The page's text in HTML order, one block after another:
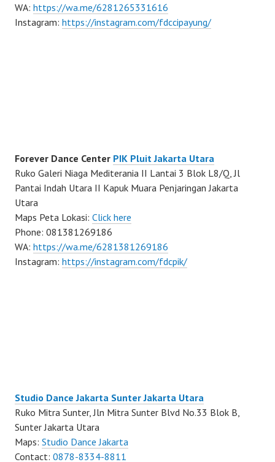
WA: https://wa.me/6281265331616
Instagram: https://instagram.com/fdccipayung/
Forever Dance Center PIK Pluit Jakarta Utara
Ruko Galeri Niaga Mediterania II Lantai 3 Blok L8/Q, Jl
Pantai Indah Utara II Kapuk Muara Penjaringan Jakarta
Utara
Maps Peta Lokasi: Click here
Phone: 081381269186
WA: https://wa.me/6281381269186
Instagram: https://instagram.com/fdcpik/
Studio Dance Jakarta Sunter Jakarta Utara
Ruko Mitra Sunter, Jln Mitra Sunter Blvd No.33 Blok B,
Sunter Jakarta Utara
Maps: Studio Dance Jakarta
Contact: 0878-8334-8811